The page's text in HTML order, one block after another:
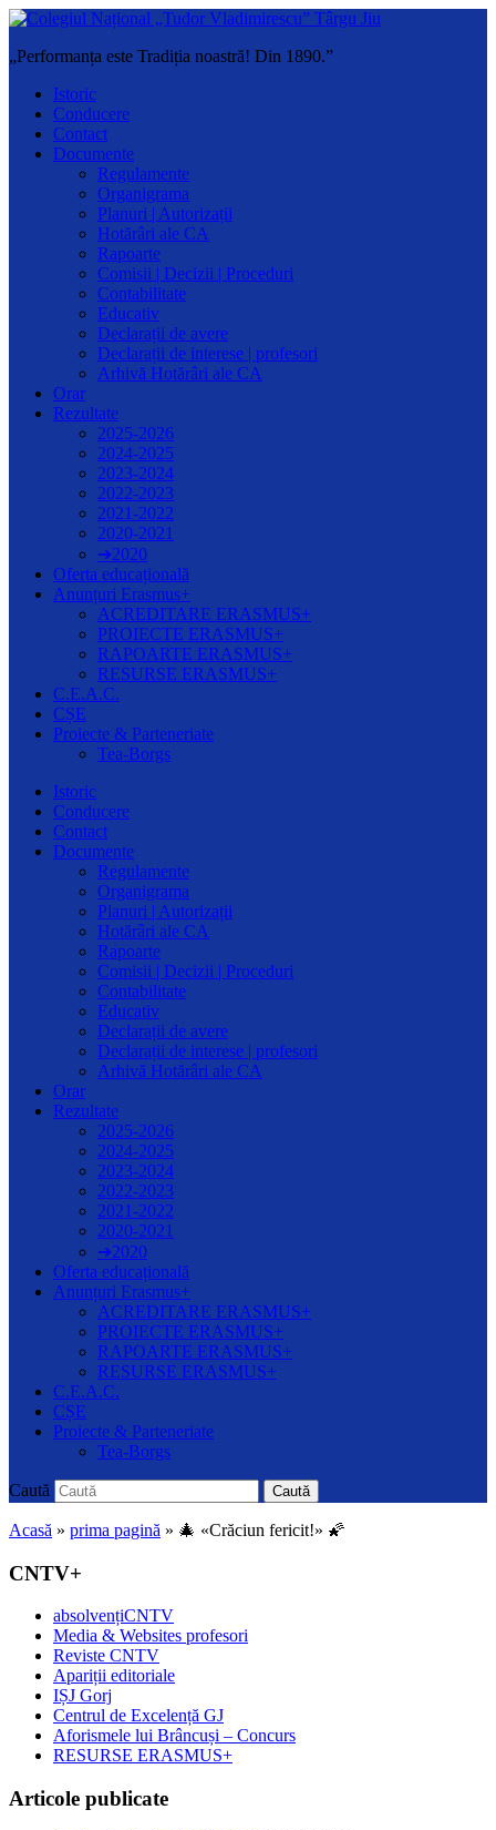
„Performanța este Tradiția noastră! Din 1890.”
Istoric
Conducere
Contact
Documente
Regulamente
Organigrama
Planuri | Autorizații
Hotărâri ale CA
Rapoarte
Comisii | Decizii | Proceduri
Contabilitate
Educativ
Declarații de avere
Declarații de interese | profesori
Arhivă Hotărâri ale CA
Orar
Rezultate
2025-2026
2024-2025
2023-2024
2022-2023
2021-2022
2020-2021
➔2020
Oferta educațională
Anunțuri Erasmus+
ACREDITARE ERASMUS+
PROIECTE ERASMUS+
RAPOARTE ERASMUS+
RESURSE ERASMUS+
C.E.A.C.
CȘE
Proiecte & Parteneriate
Tea-Borgs
Istoric
Conducere
Contact
Documente
Regulamente
Organigrama
Planuri | Autorizații
Hotărâri ale CA
Rapoarte
Comisii | Decizii | Proceduri
Contabilitate
Educativ
Declarații de avere
Declarații de interese | profesori
Arhivă Hotărâri ale CA
Orar
Rezultate
2025-2026
2024-2025
2023-2024
2022-2023
2021-2022
2020-2021
➔2020
Oferta educațională
Anunțuri Erasmus+
ACREDITARE ERASMUS+
PROIECTE ERASMUS+
RAPOARTE ERASMUS+
RESURSE ERASMUS+
C.E.A.C.
CȘE
Proiecte & Parteneriate
Tea-Borgs
Caută Caută
Acasă » prima pagină » 🎄 «Crăciun fericit!» 🌠
CNTV+
absolvențiCNTV
Media & Websites profesori
Reviste CNTV
Apariții editoriale
IȘJ Gorj
Centrul de Excelență GJ
Aforismele lui Brâncuși – Concurs
RESURSE ERASMUS+
Articole publicate